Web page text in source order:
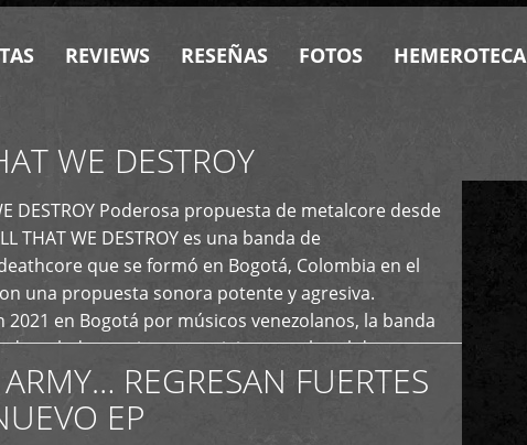
REVIEWS RESEÑAS FOTOS HEMEROTECA
WE DESTROY
DESTROY Poderosa propuesta de metalcore desde
THAT WE DESTROY es una banda de
que se formó en Bogotá, Colombia en el
una propuesta sonora potente y agresiva.
2021 en Bogotá por músicos venezolanos, la banda
demoledores, ritmos vertiginosos y breakdowns
creando […]REGRESAN FUERTES
EP